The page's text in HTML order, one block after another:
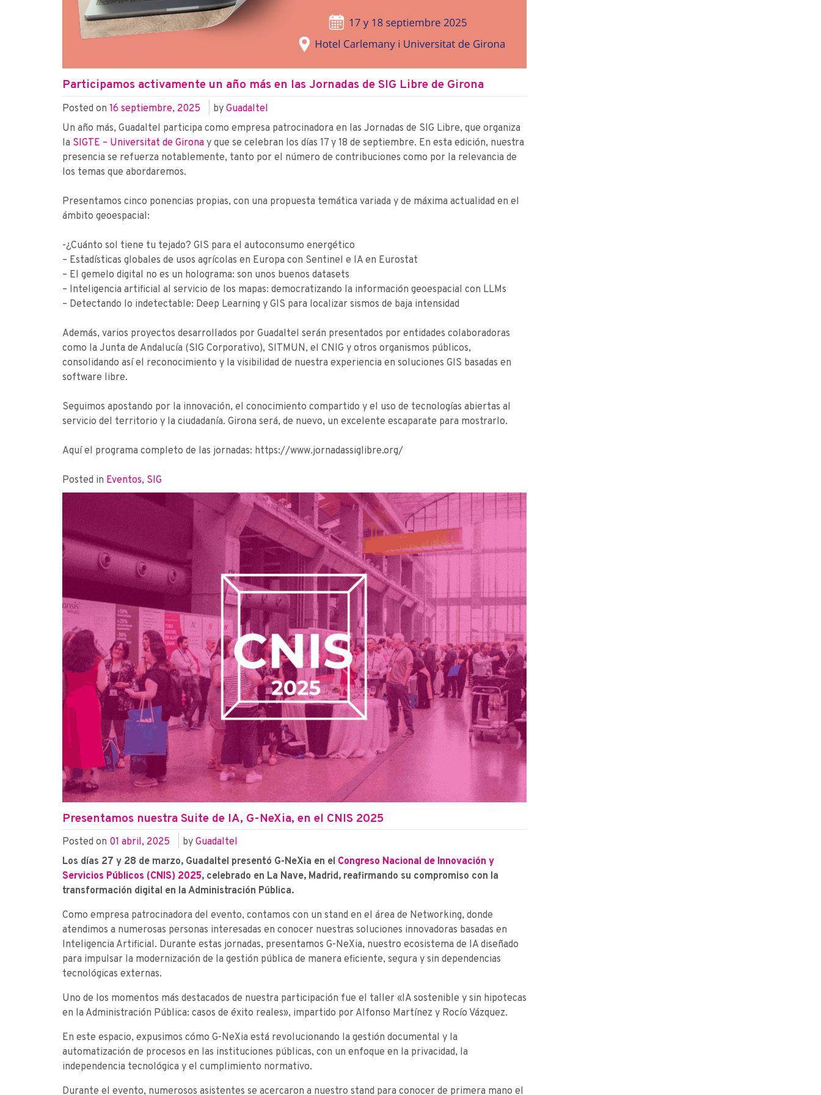
Participamos activamente un año más en las Jornadas de SIG Libre de Girona
Posted on 16 septiembre, 2025 by Guadaltel
Un año más, Guadaltel participa como empresa patrocinadora en las Jornadas de SIG Libre, que organiza
la SIGTE – Universitat de Girona y que se celebran los días 17 y 18 de septiembre. En esta edición, nuestra
presencia se refuerza notablemente, tanto por el número de contribuciones como por la relevancia de
los temas que abordaremos.
Presentamos cinco ponencias propias, con una propuesta temática variada y de máxima actualidad en el
ámbito geoespacial:
-¿Cuánto sol tiene tu tejado? GIS para el autoconsumo energético
– Estadísticas globales de usos agrícolas en Europa con Sentinel e IA en Eurostat
– El gemelo digital no es un holograma: son unos buenos datasets
– Inteligencia artificial al servicio de los mapas: democratizando la información geoespacial con LLMs
– Detectando lo indetectable: Deep Learning y GIS para localizar sismos de baja intensidad
Además, varios proyectos desarrollados por Guadaltel serán presentados por entidades colaboradoras
como la Junta de Andalucía (SIG Corporativo), SITMUN, el CNIG y otros organismos públicos,
consolidando así el reconocimiento y la visibilidad de nuestra experiencia en soluciones GIS basadas en
software libre.
Seguimos apostando por la innovación, el conocimiento compartido y el uso de tecnologías abiertas al
servicio del territorio y la ciudadanía. Girona será, de nuevo, un excelente escaparate para mostrarlo.
Aquí el programa completo de las jornadas: https://www.jornadassiglibre.org/
Posted in Eventos, SIG
Presentamos nuestra Suite de IA, G-NeXia, en el CNIS 2025
Posted on 01 abril, 2025 by Guadaltel
Los días 27 y 28 de marzo, Guadaltel presentó G-NeXia en el Congreso Nacional de Innovación y
Servicios Públicos (CNIS) 2025, celebrado en La Nave, Madrid, reafirmando su compromiso con la
transformación digital en la Administración Pública.
Como empresa patrocinadora del evento, contamos con un stand en el área de Networking, donde
atendimos a numerosas personas interesadas en conocer nuestras soluciones innovadoras basadas en
Inteligencia Artificial. Durante estas jornadas, presentamos G-NeXia, nuestro ecosistema de IA diseñado
para impulsar la modernización de la gestión pública de manera eficiente, segura y sin dependencias
tecnológicas externas.
Uno de los momentos más destacados de nuestra participación fue el taller «IA sostenible y sin hipotecas
en la Administración Pública: casos de éxito reales», impartido por Alfonso Martínez y Rocío Vázquez.
En este espacio, expusimos cómo G-NeXia está revolucionando la gestión documental y la
automatización de procesos en las instituciones públicas, con un enfoque en la privacidad, la
independencia tecnológica y el cumplimiento normativo.
Durante el evento, numerosos asistentes se acercaron a nuestro stand para conocer de primera mano el